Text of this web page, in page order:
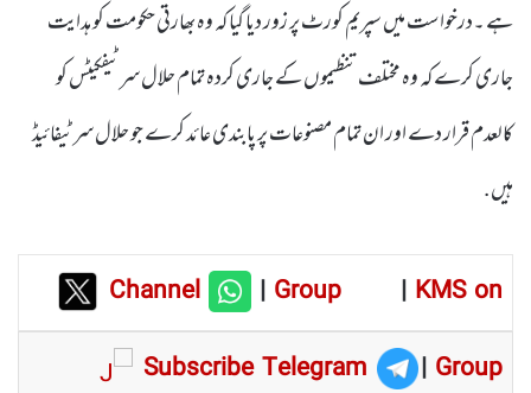
ہے ۔درخواست میں سپریم کورٹ پر زور دیا گیا کہ وہ بھارتی حکومت کو ہدایت
جاری کرے کہ وہ مختلف تنظیموں کے جاری کردہ تمام حلال سرٹیفکیٹس کو
کالعدم قرار دے اور ان تمام مصنوعات پر پابندی عائد کرے جو حلال سرٹیفائیڈ
ہیں.
Channel |Group | KMS on
Subscribe Telegram
| Group